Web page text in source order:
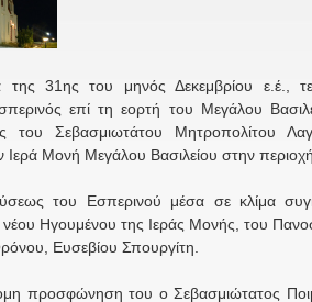
της 31ης του μηνός Δεκεμβρίου ε.έ.,
επί τη εορτή του Μεγάλου
του Σεβασμιωτάτου Μητροπολίτου
Ιερά Μονή Μεγάλου Βασιλείου στην
του Εσπερινού μέσα σε κλίμα
Ηγουμένου της Ιεράς Μονής, του
Ευσεβίου Σπουργίτη.
προσφώνηση του ο Σεβασμιώτατος